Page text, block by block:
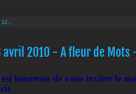
avril 2010 - A fleur de
heureuse de vous inviter le